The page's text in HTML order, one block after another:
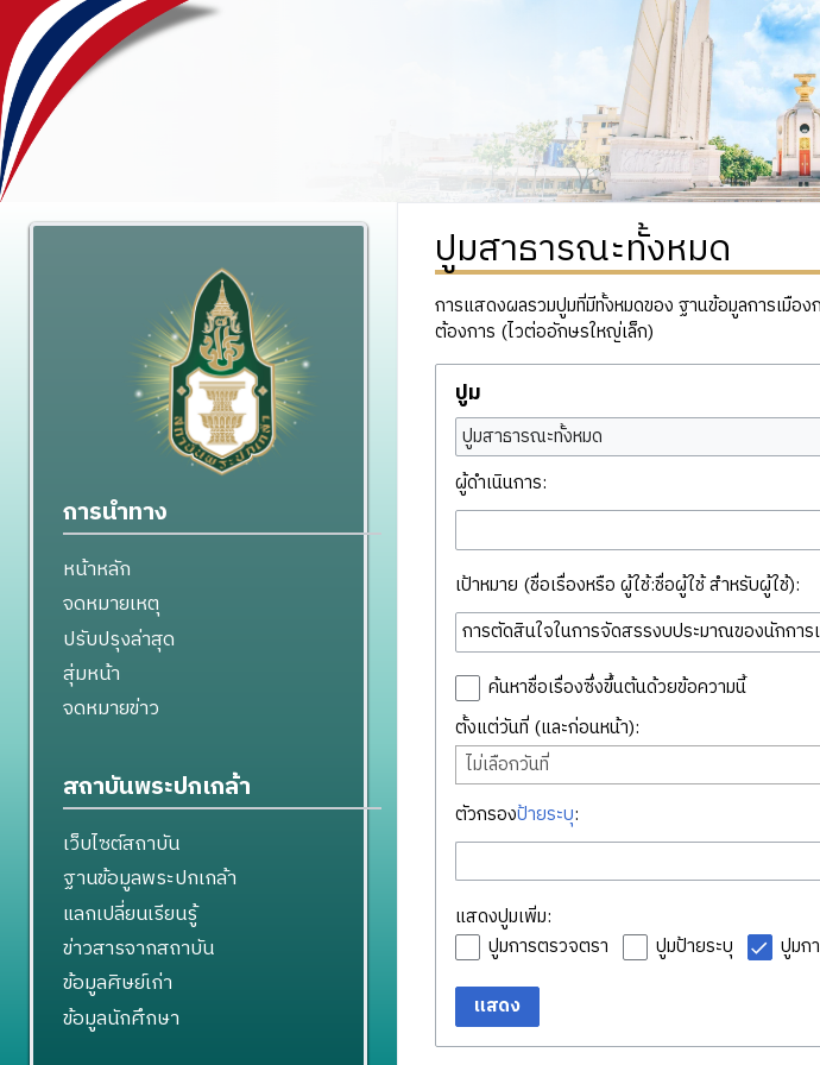
ปูมสาธารณะทั้งหมด
การแสดงผลรวมปูมที่มีทั้งหมดของ ฐานข้อมูลการเมือ
ต้องการ (ไวต่ออักษรใหญ่เล็ก)
ปูม
ปูมสาธารณะทั้งหมด
ผู้ดำเนินการ:
เป้าหมาย (ชื่อเรื่องหรือ ผู้ใช้:ชื่อผู้ใช้ สำหรับผู้ใช้):
ค้นหาชื่อเรื่องซึ่งขึ้นต้นด้วยข้อความนี้
ตั้งแต่วันที่ (และก่อนหน้า):
ไม่เลือกวันที่
ตัวกรองป้ายระบุ:
แสดงปูมเพิ่ม:
ปูมการตรวจตรา
ปูมป้ายระบุ ปูมก
แสดง
การนำทาง
หน้าหลัก
จดหมายเหตุ
ปรับปรุงล่าสุด
สุ่มหน้า
จดหมายข่าว
สถาบันพระปกเกล้า
เว็บไซต์สถาบัน
ฐานข้อมูลพระปกเกล้า
แลกเปลี่ยนเรียนรู้
ข่าวสารจากสถาบัน
ข้อมูลศิษย์เก่า
ข้อมูลนักศึกษา